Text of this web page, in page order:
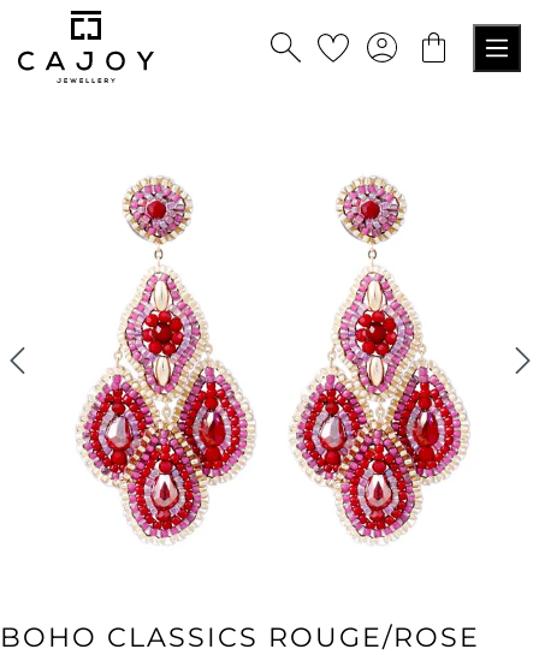
principal
BOHO CLASSICS ROUGE/ROSE